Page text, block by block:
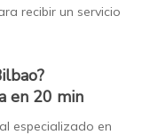
recibir un servicio
en 20 min
especializado en